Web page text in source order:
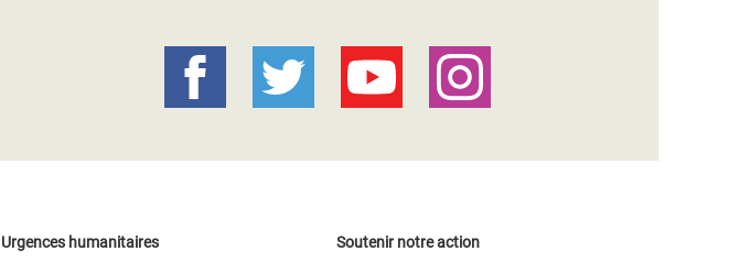
Urgences humanitaires
Soutenir notre action